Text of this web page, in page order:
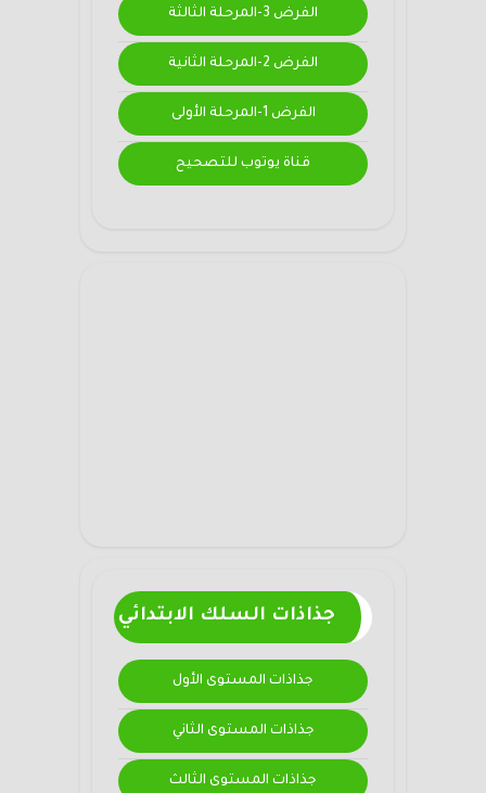
الفرض 3-المرحلة الثالثة
الفرض 2-المرحلة الثانية
الفرض 1-المرحلة الأولى
قناة يوتوب للتصحيح
جذاذات السلك الابتدائي
جذاذات المستوى الأول
جذاذات المستوى الثاني
جذاذات المستوى الثالث